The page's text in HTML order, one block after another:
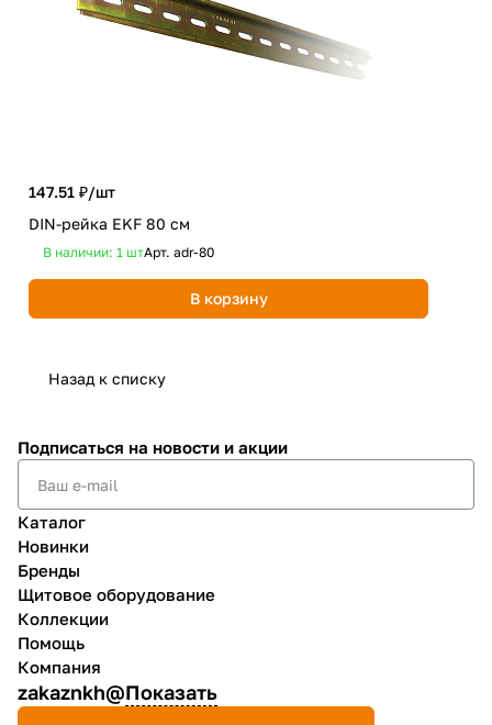
147.51 ₽/шт
DIN-рейка EKF 80 cм
В наличии: 1 штАрт. adr-80
В корзину
Назад к списку
Подписаться на новости и акции
Каталог
Новинки
Бренды
Щитовое оборудование
Коллекции
Помощь
Компания
zakaznkh@Показать